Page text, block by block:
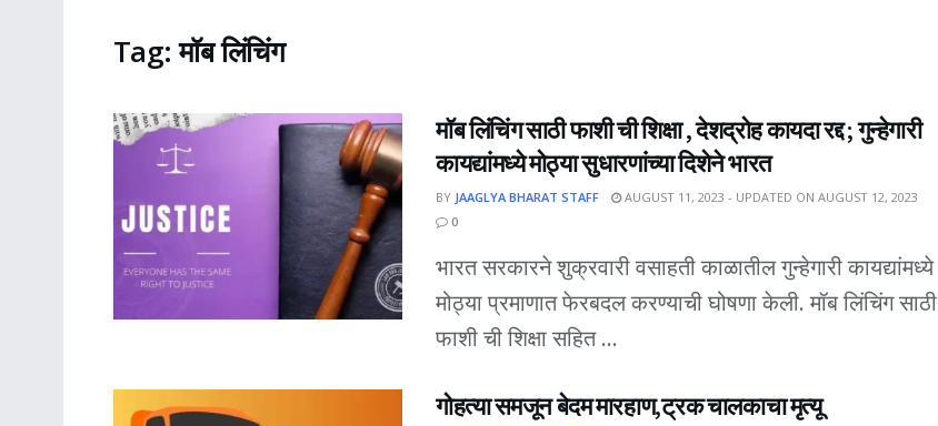
Tag:मॉब लिंचिंग
मॉब लिंचिंग साठी फाशी ची शिक्षा , देशद्रोह कायदा रद्द ; गुन्हेगारी
कायद्यांमध्ये मोठ्या सुधारणांच्या दिशेने भारत
BY JAAGLYA BHARAT STAFF
AUGUST 11, 2023 - UPDATED ON AUGUST 12, 2023
0
भारत सरकारने शुक्रवारी वसाहती काळातील गुन्हेगारी कायद्यांमध्ये
मोठ्या प्रमाणात फेरबदल करण्याची घोषणा केली. मॉब लिंचिंग साठी
फाशी ची शिक्षा सहित ...
गोहत्या समजून बेदम मारहाण,ट्रक चालकाचा मृत्यू